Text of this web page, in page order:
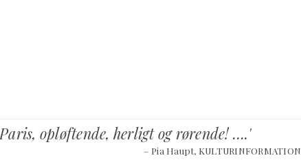
opløftende, herligt og rørende! ….'
– Pia Haupt, KULTURINFORMATION